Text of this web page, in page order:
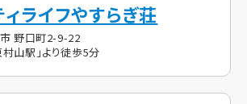
ライフやすらぎ荘
野口町2-9-22
山駅」より徒歩5分